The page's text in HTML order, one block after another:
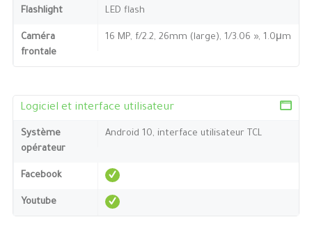
Flashlight LED flash
Caméra
frontale
16 MP, f/2.2, 26mm (large), 1/3.06 », 1.0μm
Logiciel et interface utilisateur
Système
opérateur
Android 10, interface utilisateur TCL
Facebook
Youtube